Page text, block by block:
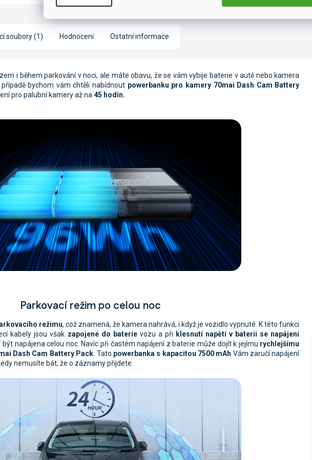
soubory (1) Hodnocení Ostatní informace
i během parkování v noci, ale máte obavu, že se vám vybije baterie v autě nebo kamera
bychom vám chtěli nabídnout powerbanku pro kamery 70mai Dash Cam Battery
pro palubní kamery až na45 hodin.
Parkovací režim po celou noc
režimu, což znamená, že kamera nahrává, i když je vozidlo vypnuté. K této funkci
kabely jsou však zapojené do baterievozu a při klesnutí napětí v baterii se napájení
napájena celou noc. Navíc při častém napájení z baterie může dojít k jejímu rychlejšímu
Dash Cam Battery Pack. Tato powerbanka s kapacitou 7500 mAh Vám zaručí napájení
nemusíte bát, že o záznamy přijdete.